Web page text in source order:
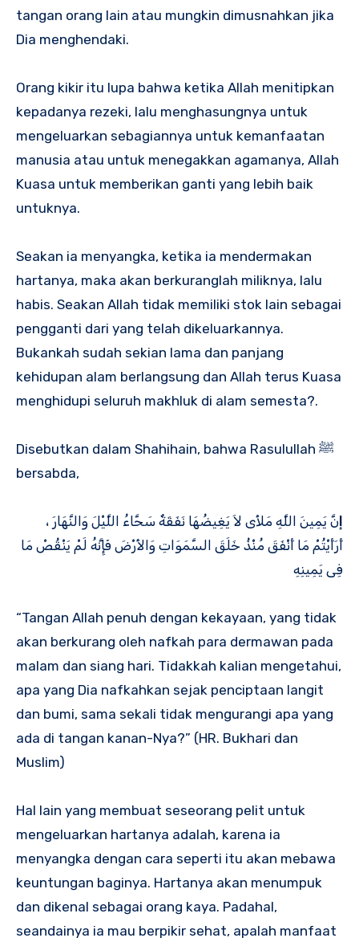
tangan orang lain atau mungkin dimusnahkan jika
Dia menghendaki.
Orang kikir itu lupa bahwa ketika Allah menitipkan
kepadanya rezeki, lalu menghasungnya untuk
mengeluarkan sebagiannya untuk kemanfaatan
manusia atau untuk menegakkan agamanya, Allah
Kuasa untuk memberikan ganti yang lebih baik
untuknya.
Seakan ia menyangka, ketika ia mendermakan
hartanya, maka akan berkuranglah miliknya, lalu
habis. Seakan Allah tidak memiliki stok lain sebagai
pengganti dari yang telah dikeluarkannya.
Bukankah sudah sekian lama dan panjang
kehidupan alam berlangsung dan Allah terus Kuasa
menghidupi seluruh makhluk di alam semesta?.
Disebutkan dalam Shahihain, bahwa Rasulullah ﷺ
bersabda,
إنَّ يَمِينَ اللَّهِ مَلأَى لاَ يَغِيضُهَا نَفَقَةٌ سَحَّاءُ اللَّيْلَ وَالنَّهَارَ ،
أَرَأَيْتُمْ مَا أَنْفَقَ مُنْذُ خَلَقَ السَّمَوَاتِ وَالأَرْضَ فَإِنَّهُ لَمْ يَنْقُصْ مَا
فِى يَمِينِهِ
“Tangan Allah penuh dengan kekayaan, yang tidak
akan berkurang oleh nafkah para dermawan pada
malam dan siang hari. Tidakkah kalian mengetahui,
apa yang Dia nafkahkan sejak penciptaan langit
dan bumi, sama sekali tidak mengurangi apa yang
ada di tangan kanan-Nya?” (HR. Bukhari dan
Muslim)
Hal lain yang membuat seseorang pelit untuk
mengeluarkan hartanya adalah, karena ia
menyangka dengan cara seperti itu akan mebawa
keuntungan baginya. Hartanya akan menumpuk
dan dikenal sebagai orang kaya. Padahal,
seandainya ia mau berpikir sehat, apalah manfaat